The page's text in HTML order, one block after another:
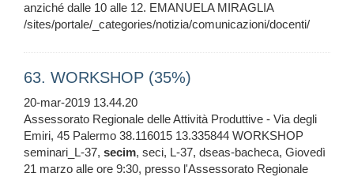
anziché dalle 10 alle 12. EMANUELA MIRAGLIA
/sites/portale/_categories/notizia/comunicazioni/docenti/
63. WORKSHOP (35%)
20-mar-2019 13.44.20
Assessorato Regionale delle Attività Produttive - Via degli
Emiri, 45 Palermo 38.116015 13.335844 WORKSHOP
seminari_L-37, secim, seci, L-37, dseas-bacheca, Giovedì
21 marzo alle ore 9:30, presso l'Assessorato Regionale